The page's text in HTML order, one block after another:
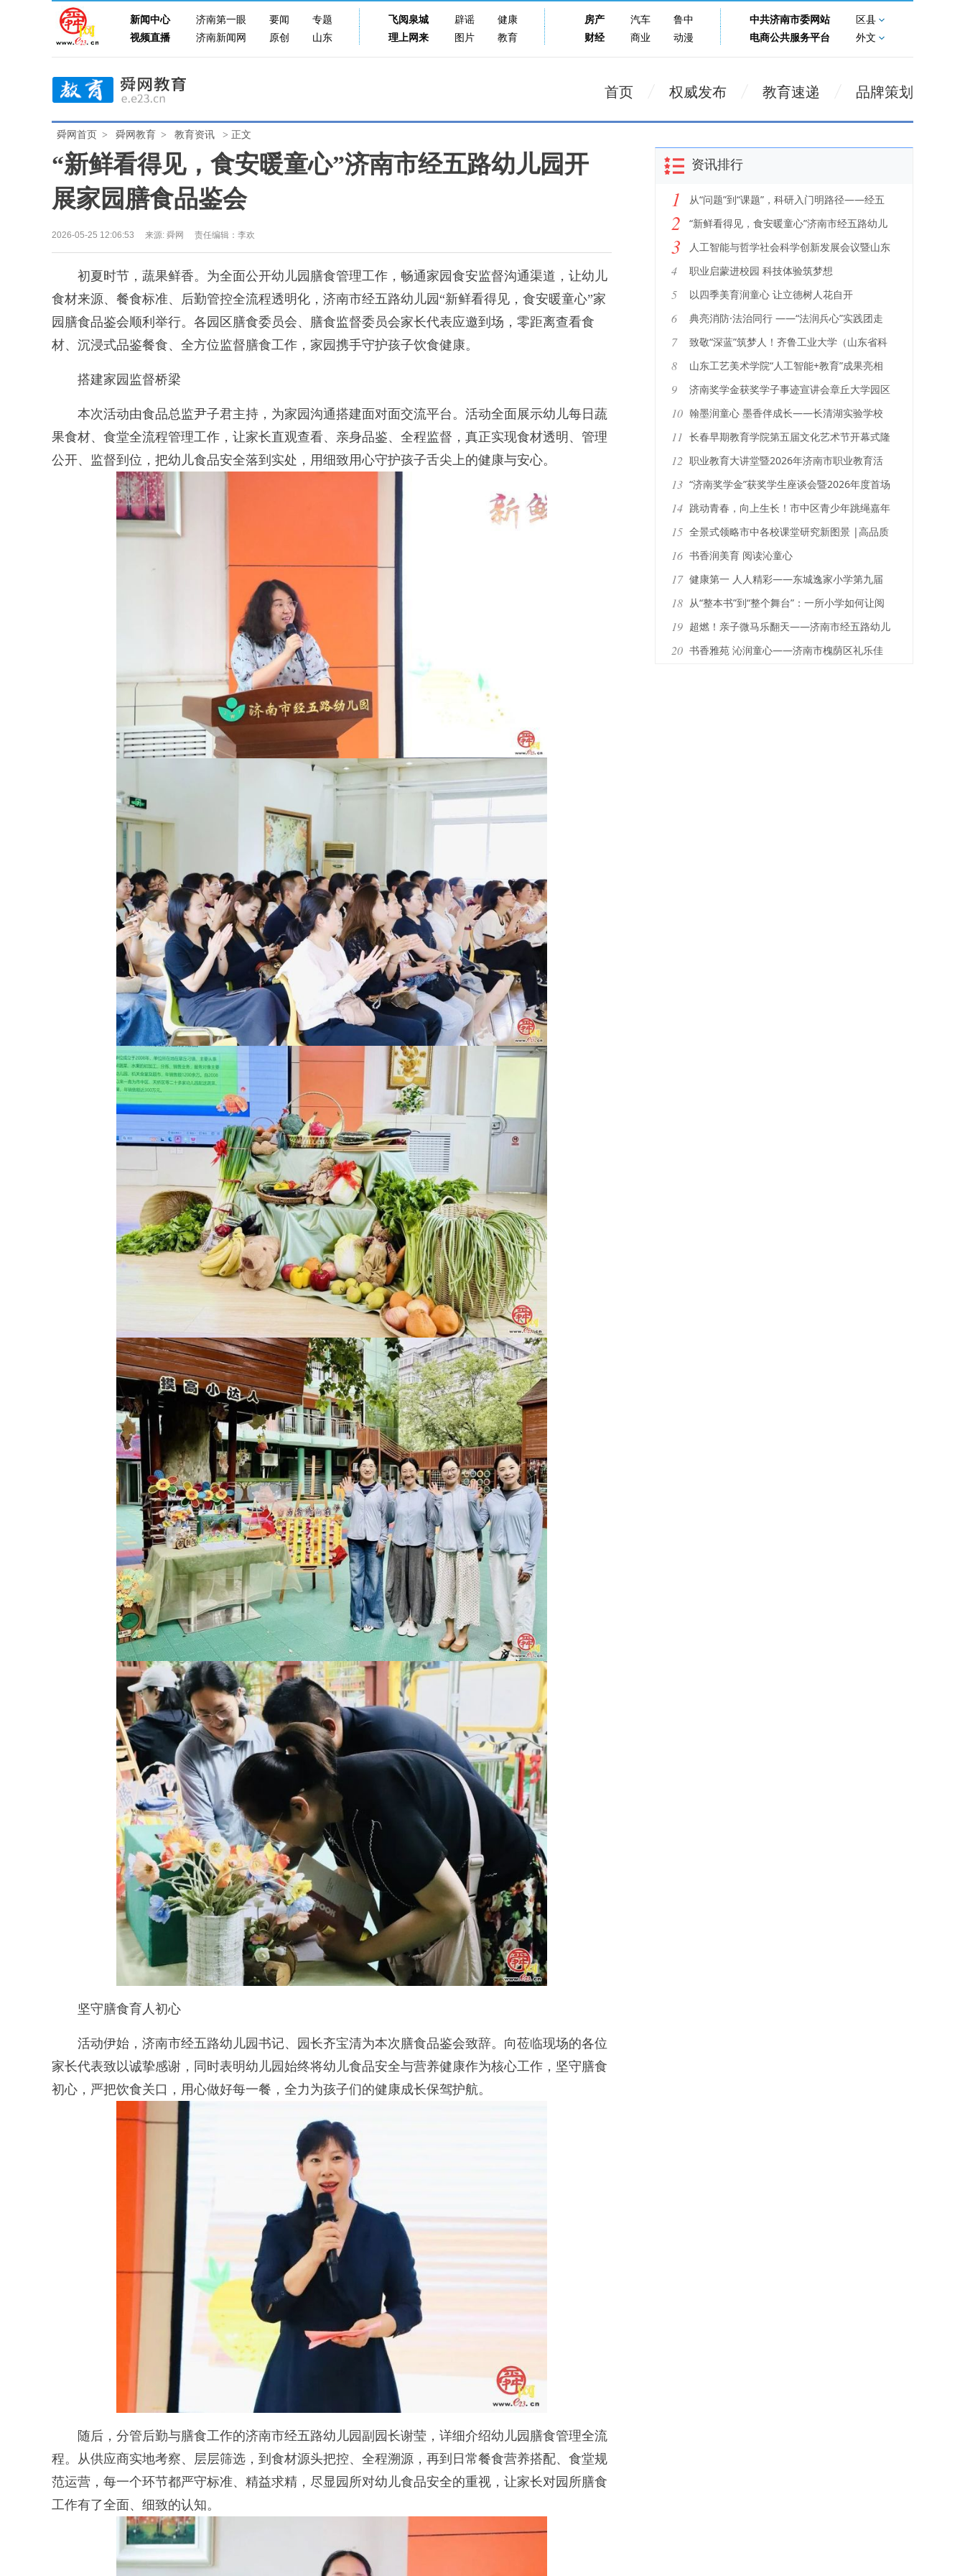
新闻中心 济南第一眼 要闻 专题 飞阅泉城 辟谣 健康 房产 汽车 鲁中 中共济南市委网站
区县
视频直播
济南新闻网 原创 山东 理上网来 图片 教育 财经 商业 动漫 电商公共服务平台 外文
首页 权威发布 教育速递 品牌策划
舜网首页 > 舜网教育 > 教育资讯 > 正文
“新鲜看得见，食安暖童心”济南市经五路幼儿园开
展家园膳食品鉴会
2026-05-25 12:06:53 来源: 舜网 责任编辑：李欢
初夏时节，蔬果鲜香。为全面公开幼儿园膳食管理工作，畅通家园食安监督沟通渠道，让幼儿
食材来源、餐食标准、后勤管控全流程透明化，济南市经五路幼儿园“新鲜看得见，食安暖童心”家
园膳食品鉴会顺利举行。各园区膳食委员会、膳食监督委员会家长代表应邀到场，零距离查看食
材、沉浸式品鉴餐食、全方位监督膳食工作，家园携手守护孩子饮食健康。
搭建家园监督桥梁
本次活动由食品总监尹子君主持，为家园沟通搭建面对面交流平台。活动全面展示幼儿每日蔬
果食材、食堂全流程管理工作，让家长直观查看、亲身品鉴、全程监督，真正实现食材透明、管理
公开、监督到位，把幼儿食品安全落到实处，用细致用心守护孩子舌尖上的健康与安心。
坚守膳食育人初心
活动伊始，济南市经五路幼儿园书记、园长齐宝清为本次膳食品鉴会致辞。向莅临现场的各位
家长代表致以诚挚感谢，同时表明幼儿园始终将幼儿食品安全与营养健康作为核心工作，坚守膳食
初心，严把饮食关口，用心做好每一餐，全力为孩子们的健康成长保驾护航。
随后，分管后勤与膳食工作的济南市经五路幼儿园副园长谢莹，详细介绍幼儿园膳食管理全流
程。从供应商实地考察、层层筛选，到食材源头把控、全程溯源，再到日常餐食营养搭配、食堂规
范运营，每一个环节都严守标准、精益求精，尽显园所对幼儿食品安全的重视，让家长对园所膳食
工作有了全面、细致的认知。
资讯排行
1
从“问题”到“课题”，科研入门明路径——经五
路幼教集团科研站（第五期）暨“三名工作
室”活动
2
“新鲜看得见，食安暖童心”济南市经五路幼儿
园开展家园膳食品鉴会
3
人工智能与哲学社会科学创新发展会议暨山东
社科大模型发布会在齐鲁工业大学（山东省科
学院）召开
4 职业启蒙进校园 科技体验筑梦想
5 以四季美育润童心 让立德树人花自开
6
典亮消防·法治同行 ——“法润兵心”实践团走
进长清区消防救援大队开展民法典普法实践活
动
7
致敬“深蓝”筑梦人！齐鲁工业大学（山东省科
学院）原创音乐剧《向海》走进山东省实验中
学
8
山东工艺美术学院“人工智能+教育”成果亮相
世界数字教育大会
9
济南奖学金获奖学子事迹宣讲会章丘大学园区
专场活动成功举办
10 翰墨润童心 墨香伴成长——长清湖实验学校
魏碑楷书名家课堂圆满举行
11 长春早期教育学院第五届文化艺术节开幕式隆
重举行
12 职业教育大讲堂暨2026年济南市职业教育活
动周系列活动举行
13 “济南奖学金”获奖学生座谈会暨2026年度首场
事迹报告会召开
14 跳动青春，向上生长！市中区青少年跳绳嘉年
华火热开赛
15 全景式领略市中各校课堂研究新图景 |高品质
共生新课堂
16 书香润美育 阅读沁童心
17 健康第一 人人精彩——东城逸家小学第九届
阳光体育节全员运动会圆满举行
18 从“整本书”到“整个舞台”：一所小学如何让阅
读“活”起来 ——济南市纬二路小学“致格大舞
台”整本书阅读展演活动
19 超燃！亲子微马乐翻天——济南市经五路幼儿
园举办趣味运动嘉年华系列活动
20 书香雅苑 沁润童心——济南市槐荫区礼乐佳